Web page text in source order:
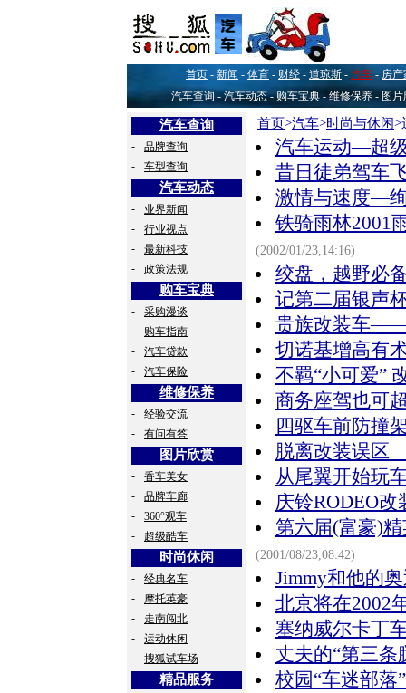
首页 - 新闻 - 体育 - 财经 - 道琼斯 - 汽车 - 房产
汽车查询 - 汽车动态 - 购车宝典 - 维修保养 - 图
汽车查询
-
品牌查询
-
车型查询
汽车动态
-
业界新闻
-
行业视点
-
最新科技
-
政策法规
购车宝典
-
采购漫谈
-
购车指南
-
汽车贷款
-
汽车保险
维修保养
-
经验交流
-
有问有答
图片欣赏
-
香车美女
-
品牌车廊
-
360°观车
-
超级酷车
时尚休闲
-
经典名车
-
摩托英豪
-
走南闯北
-
运动休闲
-
搜狐试车场
精品服务
首页>汽车>时尚与休闲>
汽车运动—超
昔日徒弟驾车
激情与速度—
铁骑雨林2001
(2002/01/23,14:16)
绞盘，越野必
记第二届银声
贵族改装车——
切诺基增高有
不羁“小可爱”
商务座驾也可
四驱车前防撞
脱离改装误区
从尾翼开始玩
庆铃RODEO改
第六届(富豪)
(2001/08/23,08:42)
Jimmy和他的
北京将在2002
塞纳威尔卡丁
丈夫的“第三条
校园“车迷部落